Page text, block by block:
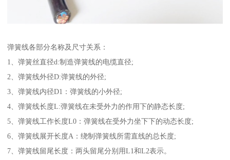
弹簧线各部分名称及尺寸关系：
1、弹簧丝直径d:制造弹簧线的电缆直径;
2、弹簧线外径D:弹簧线的外径;
3、弹簧线内径D1：弹簧线的小外径;
4、弹簧线长度L:弹簧线在未受外力的作用下的静态长度;
5、弹簧线工作长度L0：弹簧线在受外力坐下下的动态长度;
6、弹簧线展开长度A：绕制弹簧线所需直线的总长度;
7、弹簧线留尾长度：两头留尾分别用L1和L2表示。